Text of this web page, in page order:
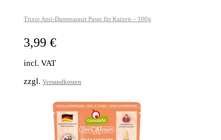
Trixie Anti-Darmparasit Paste für Katzen – 100g
3,99 €
incl. VAT
zzgl. Versandkosten